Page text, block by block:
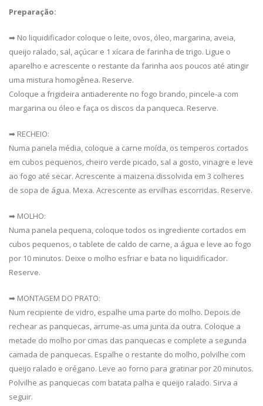
Preparação:
➡ No liquidificador coloque o leite, ovos, óleo, margarina, aveia,
queijo ralado, sal, açúcar e 1 xícara de farinha de trigo. Ligue o
aparelho e acrescente o restante da farinha aos poucos até atingir
uma mistura homogênea. Reserve.
Coloque a frigideira antiaderente no fogo brando, pincele-a com
margarina ou óleo e faça os discos da panqueca. Reserve.
➡ RECHEIO:
Numa panela média, coloque a carne moída, os temperos cortados
em cubos pequenos, cheiro verde picado, sal a gosto, vinagre e leve
ao fogo até secar. Acrescente a maizena dissolvida em 3 colheres
de sopa de água. Mexa. Acrescente as ervilhas escorridas. Reserve.
➡ MOLHO:
Numa panela pequena, coloque todos os ingrediente cortados em
cubos pequenos, o tablete de caldo de carne, a água e leve ao fogo
por 10 minutos. Deixe o molho esfriar e bata no liquidificador.
Reserve.
➡ MONTAGEM DO PRATO:
Num recipiente de vidro, espalhe uma parte do molho. Depois de
rechear as panquecas, arrume-as uma junta da outra. Coloque a
metade do molho por cimas das panquecas e complete a segunda
camada de panquecas. Espalhe o restante do molho, polvilhe com
queijo ralado e orégano. Leve ao forno para gratinar por 20 minutos.
Polvilhe as panquecas com batata palha e queijo ralado. Sirva a
seguir.